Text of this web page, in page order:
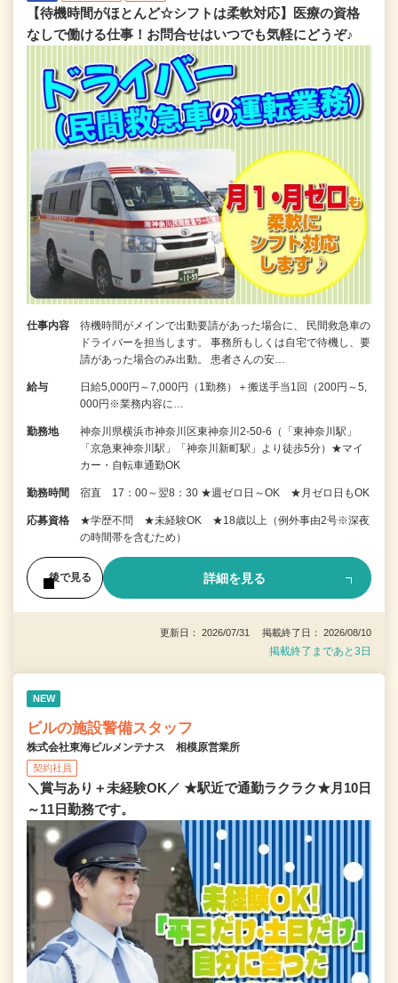
【待機時間がほとんど☆シフトは柔軟対応】医療の資格
なしで働ける仕事！お問合せはいつでも気軽にどうぞ♪
仕事内容
待機時間がメインで出動要請があった場合に、 民間救急車の
ドライバーを担当します。 事務所もしくは自宅で待機し、要
請があった場合のみ出動。 患者さんの安…
給与
日給5,000円～7,000円（1勤務）＋搬送手当1回（200円～5,
000円※業務内容に…
勤務地
神奈川県横浜市神奈川区東神奈川2-50-6（「東神奈川駅」
「京急東神奈川駅」「神奈川新町駅」より徒歩5分）★マイ
カー・自転車通勤OK
勤務時間 宿直 17：00～翌8：30 ★週ゼロ日～OK ★月ゼロ日もOK
応募資格
★学歴不問 ★未経験OK ★18歳以上（例外事由2号※深夜
の時間帯を含むため）
後で見る 詳細を見る
更新日： 2026/07/31 掲載終了日： 2026/08/10
掲載終了まであと3日
NEW
ビルの施設警備スタッフ
株式会社東海ビルメンテナス 相模原営業所
契約社員
＼賞与あり＋未経験OK／ ★駅近で通勤ラクラク★月10日
～11日勤務です。